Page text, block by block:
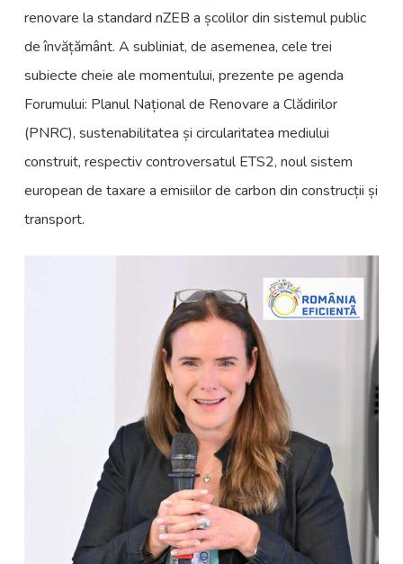
renovare la standard nZEB a școlilor din sistemul public
de învățământ. A subliniat, de asemenea, cele trei
subiecte cheie ale momentului, prezente pe agenda
Forumului: Planul Național de Renovare a Clădirilor
(PNRC), sustenabilitatea și circularitatea mediului
construit, respectiv controversatul ETS2, noul sistem
european de taxare a emisiilor de carbon din construcții și
transport.